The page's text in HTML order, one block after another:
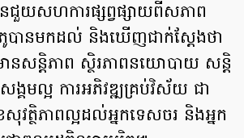
ជួយសហការផ្សព្វផ្សាយពីសភាព
បានមកដល់ និងឃើញជាក់ស្តែងថា
ានសន្តិភាព ស្ថិរភាពនយោបាយ សន្តិ
គមល្អ ការអភិវឌ្ឍគ្រប់វិស័យ ជា
ត្ថិភាពល្អដល់អ្នកទេសចរ និងអ្នក